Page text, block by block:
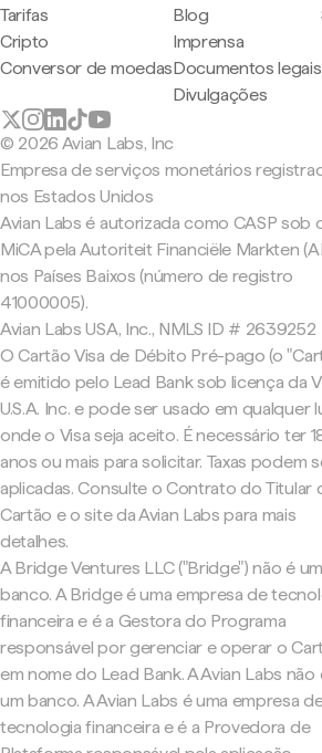
Tarifas
Cripto
Conversor de moedas
Blog
Imprensa
Documentos legais
Divulgações
© 2026 Avian Labs, Inc
Empresa de serviços monetários
nos Estados Unidos
Avian Labs é autorizada como CASP sob
MiCA pela Autoriteit Financiële Markten
nos Países Baixos (número de registro
41000005).
Avian Labs USA, Inc., NMLS ID # 2639252
O Cartão Visa de Débito Pré-pago (o
é emitido pelo Lead Bank sob licença da
U.S.A. Inc. e pode ser usado em qualquer
onde o Visa seja aceito. É necessário ter
anos ou mais para solicitar. Taxas podem
aplicadas. Consulte o Contrato do Titular
Cartão e o site da Avian Labs para mais
detalhes.
A Bridge Ventures LLC ("Bridge") não é um
banco. A Bridge é uma empresa de
financeira e é a Gestora do Programa
responsável por gerenciar e operar o
em nome do Lead Bank. A Avian Labs não
um banco. A Avian Labs é uma empresa
tecnologia financeira e é a Provedora de